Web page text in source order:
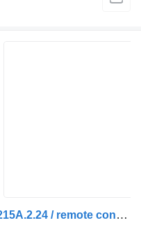
MAN TGS 26.420 6x4 / Fassi F215A.2.24 / remote control / Rotator / p